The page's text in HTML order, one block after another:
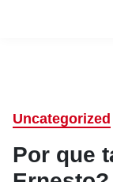
Uncategorized
Por que